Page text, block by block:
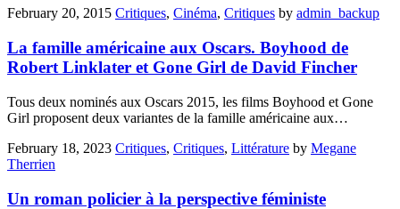
February 20, 2015 Critiques, Cinéma, Critiques by admin_backup
La famille américaine aux Oscars. Boyhood de
Robert Linklater et Gone Girl de David Fincher
Tous deux nominés aux Oscars 2015, les films Boyhood et Gone
Girl proposent deux variantes de la famille américaine aux…
February 18, 2023 Critiques, Critiques, Littérature by Megane
Therrien
Un roman policier à la perspective féministe